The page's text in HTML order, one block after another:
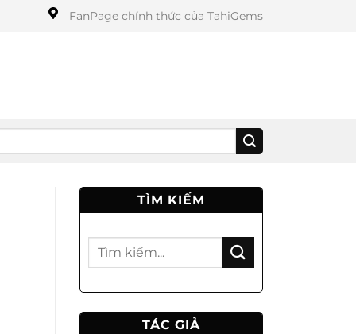
FanPage chính thức của TahiGems
TÌM KIẾM
TÁC GIẢ